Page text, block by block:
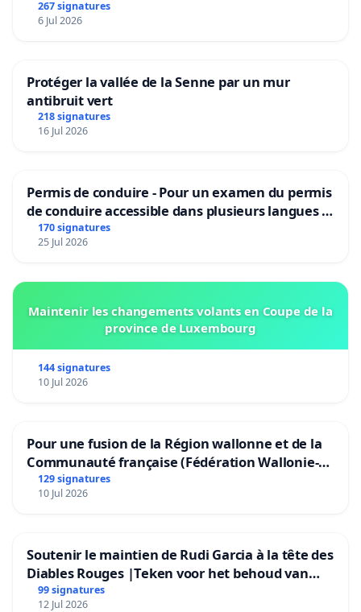
267 signatures
6 Jul 2026
Protéger la vallée de la Senne par un mur
antibruit vert
218 signatures
16 Jul 2026
Permis de conduire - Pour un examen du permis
de conduire accessible dans plusieurs langues à
Bruxelles
170 signatures
25 Jul 2026
Maintenir les changements volants en Coupe de la
province de Luxembourg
144 signatures
10 Jul 2026
Pour une fusion de la Région wallonne et de la
Communauté française (Fédération Wallonie-
Bruxelles)
129 signatures
10 Jul 2026
Soutenir le maintien de Rudi Garcia à la tête des
Diables Rouges |Teken voor het behoud van
Rudi Garcia als bondscoach
99 signatures
12 Jul 2026